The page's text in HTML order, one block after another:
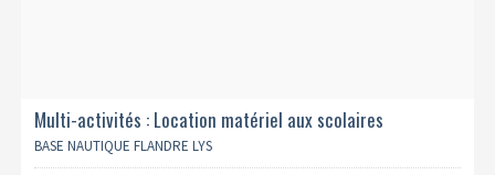
Multi-activités : Location matériel aux scolaires
BASE NAUTIQUE FLANDRE LYS